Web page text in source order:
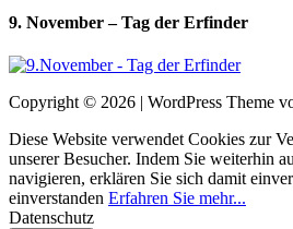
9. November – Tag der Erfinder
Copyright © 2026 | WordPress Theme
Diese Website verwendet Cookies zur
unserer Besucher. Indem Sie weiterhin
navigieren, erklären Sie sich damit
einverstanden Erfahren Sie mehr...
Datenschutz